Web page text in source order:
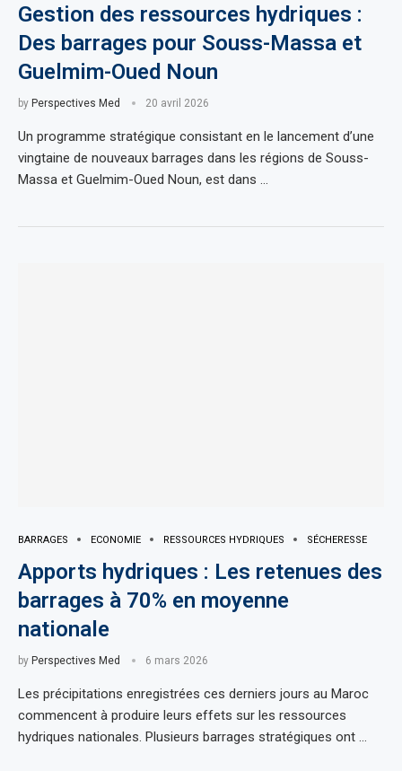
Gestion des ressources hydriques :
Des barrages pour Souss-Massa et
Guelmim-Oued Noun
by Perspectives Med 20 avril 2026
Un programme stratégique consistant en le lancement d’une
vingtaine de nouveaux barrages dans les régions de Souss-
Massa et Guelmim-Oued Noun, est dans …
BARRAGES ECONOMIE RESSOURCES HYDRIQUES SÉCHERESSE
Apports hydriques : Les retenues des
barrages à 70% en moyenne
nationale
by Perspectives Med 6 mars 2026
Les précipitations enregistrées ces derniers jours au Maroc
commencent à produire leurs effets sur les ressources
hydriques nationales. Plusieurs barrages stratégiques ont …